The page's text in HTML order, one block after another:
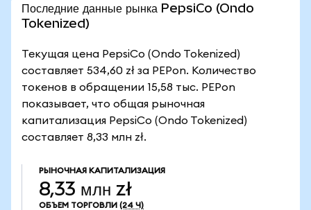
Последние данные рынка PepsiCo (Ondo
Tokenized)
Текущая цена PepsiCo (Ondo Tokenized)
составляет 534,60 zł за PEPon. Количество
токенов в обращении 15,58 тыс. PEPon
показывает, что общая рыночная
капитализация PepsiCo (Ondo Tokenized)
составляет 8,33 млн zł.
РЫНОЧНАЯ КАПИТАЛИЗАЦИЯ
8,33 млн zł
ОБЪЕМ ТОРГОВЛИ (24 Ч)